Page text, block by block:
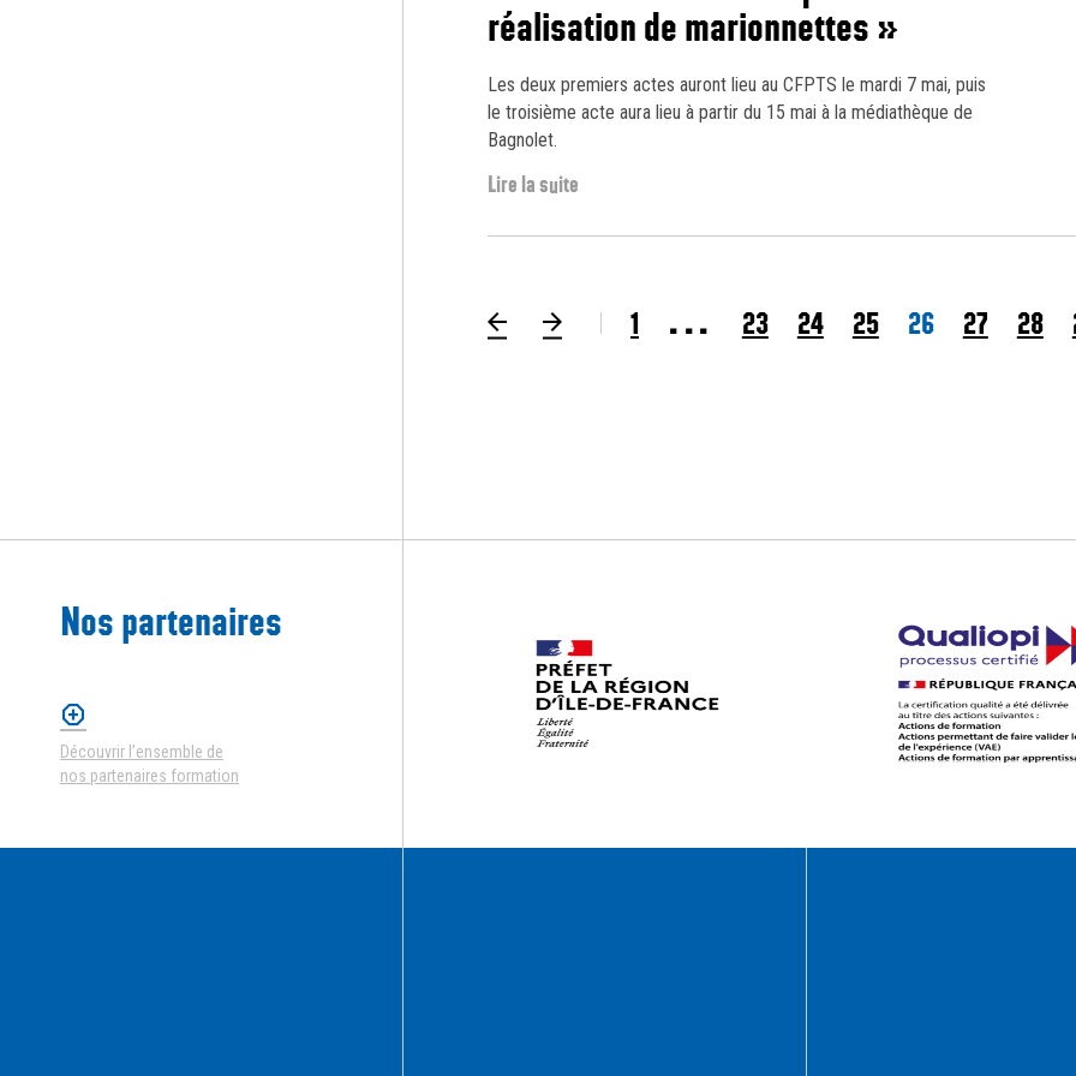
réalisation de marionnettes »
Les deux premiers actes auront lieu au CFPTS le mardi 7 mai, puis
le troisième acte aura lieu à partir du 15 mai à la médiathèque de
Bagnolet.
Lire la suite
Page précédente
1 ... 23 24 25 26 27 28
Page suivante
Nos partenaires
Découvrir l’ensemble de
nos partenaires formation